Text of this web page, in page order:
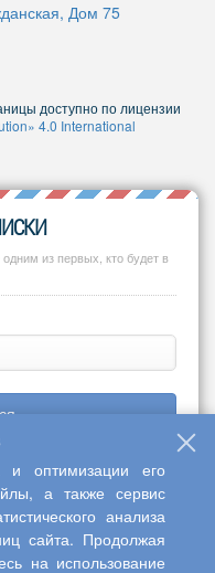
Дом 75
доступно по лицензии
4.0 International
из первых, кто будет в
«Интерактив
и оптимизации его
а также сервис
анализа
сайта. Продолжая
на использование